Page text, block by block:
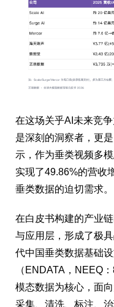
在这场关乎AI未来竞
是深刻的洞察者，更
示，作为垂类视频多
实现了49.86%的营收
垂类数据的迫切需求。
在白皮书构建的产业
与应用层，形成了极
代中国垂类数据基础
（ENDATA，NEEQ
模态数据为核心，面
采集、清洗、标注、